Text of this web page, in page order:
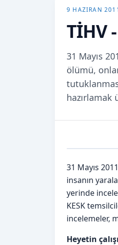
9 HAZIRAN
TİHV
31 Mayıs
ölümü,
hazırlamak
31 Mayıs
insanın
yerinde
KESK
incelemeler,
Heyetin